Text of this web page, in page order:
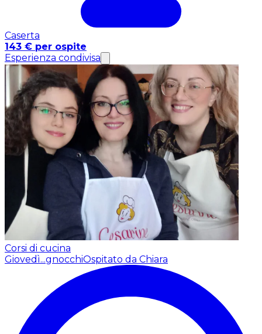
Caserta
143 € per ospite
Esperienza condivisa
Corsi di cucina
Giovedì...gnocchiOspitato da Chiara